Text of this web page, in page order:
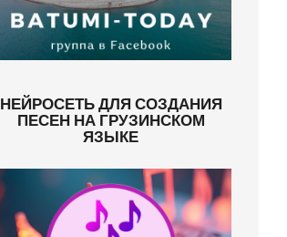
НЕЙРОСЕТЬ ДЛЯ СОЗДАНИЯ
ПЕСЕН НА ГРУЗИНСКОМ
ЯЗЫКЕ